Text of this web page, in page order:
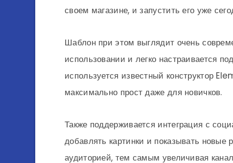
своем магазине, и запустить его уже
Шаблон при этом выглядит очень
использовании и легко настраивается
используется известный конструктор
максимально прост даже для новичков.
Также поддерживается интеграция с
добавлять картинки и показывать новые
аудиторией, тем самым увеличивая